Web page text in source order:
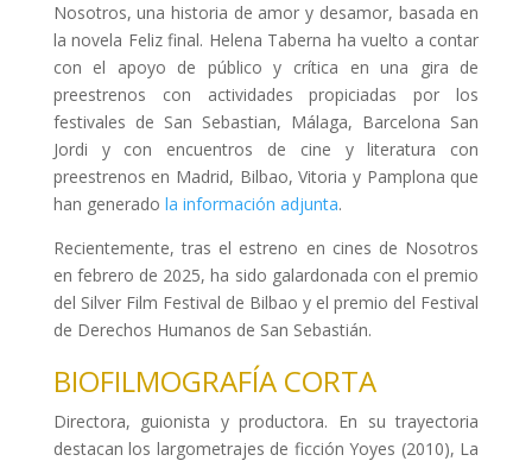
Nosotros, una historia de amor y desamor, basada en
la novela Feliz final. Helena Taberna ha vuelto a contar
con el apoyo de público y crítica en una gira de
preestrenos con actividades propiciadas por los
festivales de San Sebastian, Málaga, Barcelona San
Jordi y con encuentros de cine y literatura con
preestrenos en Madrid, Bilbao, Vitoria y Pamplona que
han generado la información adjunta.
Recientemente, tras el estreno en cines de Nosotros
en febrero de 2025, ha sido galardonada con el premio
del Silver Film Festival de Bilbao y el premio del Festival
de Derechos Humanos de San Sebastián.
BIOFILMOGRAFÍA CORTA
Directora, guionista y productora. En su trayectoria
destacan los largometrajes de ficción Yoyes (2010), La